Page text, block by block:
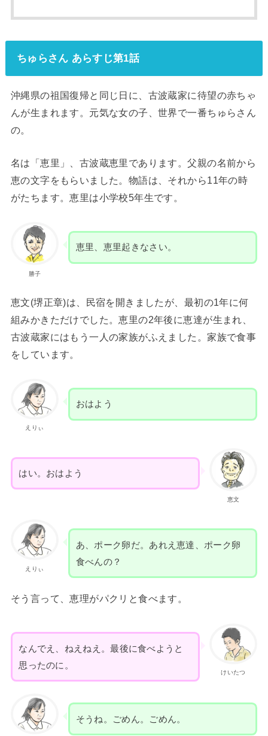
ちゅらさん あらすじ第1話
沖縄県の祖国復帰と同じ日に、古波蔵家に待望の赤ちゃ
んが生まれます。元気な女の子、世界で一番ちゅらさん
の。
名は「恵里」、古波蔵恵里であります。父親の名前から
恵の文字をもらいました。物語は、それから11年の時
がたちます。恵里は小学校5年生です。
勝子
恵里、恵里起きなさい。
恵文(堺正章)は、民宿を開きましたが、最初の1年に何
組みかきただけでした。恵里の2年後に恵達が生まれ、
古波蔵家にはもう一人の家族がふえました。家族で食事
をしています。
えりぃ
おはよう
恵文
はい。おはよう
えりぃ
あ、ポーク卵だ。あれえ恵達、ポーク卵
食べんの？
そう言って、恵理がパクリと食べます。
けいたつ
なんでえ、ねえねえ。最後に食べようと
思ったのに。
そうね。ごめん。ごめん。